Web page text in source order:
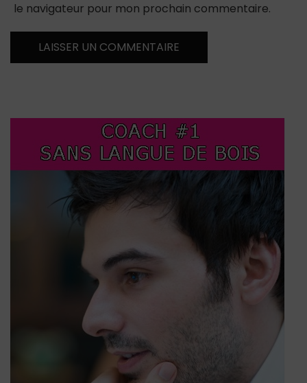
le navigateur pour mon prochain commentaire.